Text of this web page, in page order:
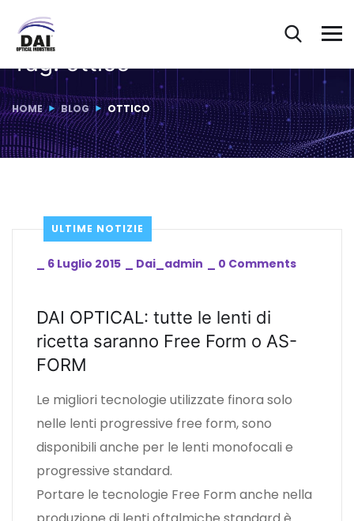
Tag:ottico
HOME BLOG OTTICO
ULTIME NOTIZIE
6 Luglio 2015 Dai_admin 0 Comments
DAI OPTICAL: tutte le lenti di
ricetta saranno Free Form o AS-
FORM
Le migliori tecnologie utilizzate finora solo
nelle lenti progressive free form, sono
disponibili anche per le lenti monofocali e
progressive standard.
Portare le tecnologie Free Form anche nella